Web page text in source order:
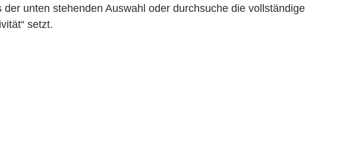
unten stehenden Auswahl oder durchsuche die vollständige
setzt.